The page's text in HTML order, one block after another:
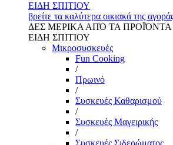
ΕΙΔΗ ΣΠΙΤΙΟΥ
βρείτε τα καλύτερα οικιακά της
ΔΕΣ ΜΕΡΙΚΑ ΑΠΌ ΤΑ
ΕΙΔΗ ΣΠΙΤΙΟΥ
Μικροσυσκευές
Fun Cooking
/
Πρωινό
/
Συσκευές Καθαρισμού
/
Συσκευές Μαγειρικής
/
Συσκευές Σιδερώματος